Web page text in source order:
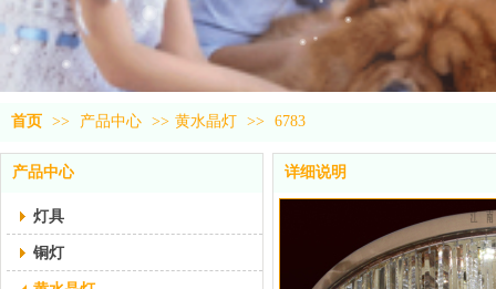
首页 >> 产品中心 >> 黄水晶灯 >> 6783
产品中心
灯具
铜灯
详细说明